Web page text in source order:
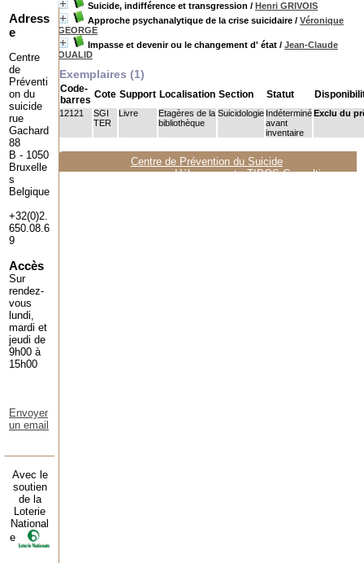
Suicide, indifférence et transgression / Henri GRIVOIS
Approche psychanalytique de la crise suicidaire/ Véronique
GEORGE
Impasse et devenir ou le changement d' état/ Jean-Claude
OUALID
Exemplaires (1)
Code-
barres Cote Support Localisation Section Statut
12121
SGI
TER
Livre
Etagères de la
bibliothèque
Suicidologie Indéterminé
avant
inventaire
Exclu du
Centre de Prévention du Suicide
Hébergement :TIPOS Consulting
Adress
e
Centre
de
Préventi
on du
suicide
rue
Gachard
88
B - 1050
Bruxelle
s
Belgique
+32(0)2.
650.08.6
9
Accès
Sur
rendez-
vous
lundi,
mardi et
jeudi de
9h00 à
15h00
Envoyer
un email
Avec le
soutien
de la
Loterie
National
e